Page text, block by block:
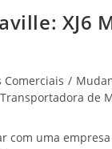
XJ6
Comerciais /
Transportadora de
com uma